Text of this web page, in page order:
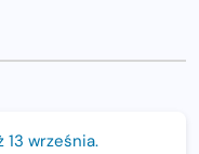
13 września.